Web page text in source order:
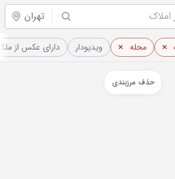
تهران
محله ویدیو‌دار دارای عکس از
حذف مرزبندی